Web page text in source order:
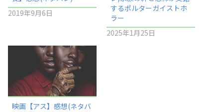
2019年9月6日
するポルターガイストホ
ラー
2025年1月25日
映画【アス】感想(ネタバ